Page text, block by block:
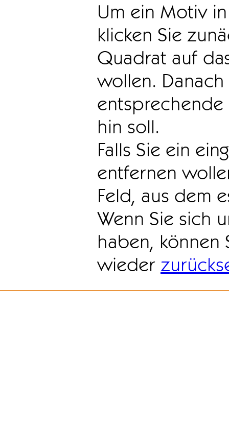
Um ein Motiv
klicken Sie
Quadrat auf
wollen.
hin soll.
Falls Sie ein
entfernen
Feld, aus dem
Wenn Sie sich
haben, können
wieder